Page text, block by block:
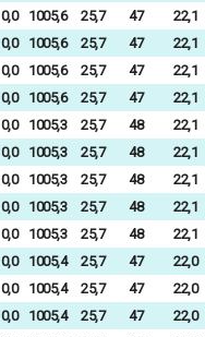
0,0 1005,6 25,7 47
22,1
0,0 1005,6 25,7 47
22,1
0,0 1005,6 25,7 47
22,1
0,0 1005,6 25,7 47
22,1
0,0 1005,3 25,7 48
22,1
0,0 1005,3 25,7 48
22,1
0,0 1005,3 25,7 48
22,1
0,0 1005,3 25,7 48
22,1
0,0 1005,3 25,7 48
22,1
0,0 1005,4 25,7 47
22,0
0,0 1005,4 25,7 47
22,0
0,0 1005,4 25,7 47
22,0